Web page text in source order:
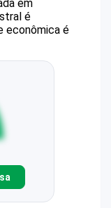
em
é
econômica é